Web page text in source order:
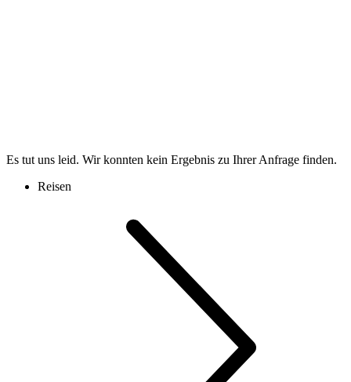
Es tut uns leid. Wir konnten kein Ergebnis zu Ihrer Anfrage finden.
Reisen